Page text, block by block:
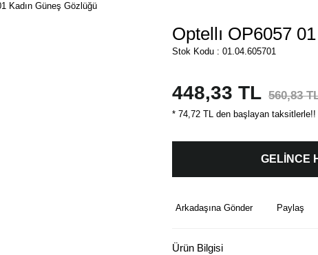
Kadın Güneş Gözlüğü
Optellı OP6057
Stok Kodu : 01.04.605701
448,33 TL 560,83
* 74,72 TL den başlayan taksitlerle!!
GELİNCE
Arkadaşına Gönder Paylaş
Ürün Bilgisi